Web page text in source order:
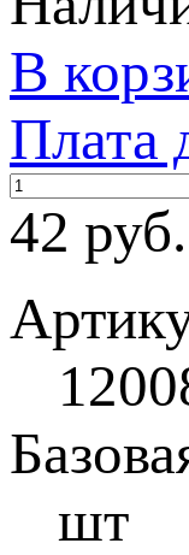
В
Плата
42 руб.
шт